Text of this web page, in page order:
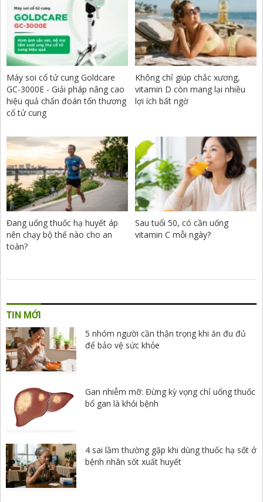
Máy soi cổ tử cung Goldcare
GC-3000E - Giải pháp nâng cao
hiệu quả chẩn đoán tổn thương
cổ tử cung
Không chỉ giúp chắc xương,
vitamin D còn mang lại nhiều
lợi ích bất ngờ
Đang uống thuốc hạ huyết áp
nên chạy bộ thế nào cho an
toàn?
Sau tuổi 50, có cần uống
vitamin C mỗi ngày?
TIN MỚI
5 nhóm người cần thận trọng khi ăn đu đủ
để bảo vệ sức khỏe
Gan nhiễm mỡ: Đừng kỳ vọng chỉ uống thuốc
bổ gan là khỏi bệnh
4 sai lầm thường gặp khi dùng thuốc hạ sốt ở
bệnh nhân sốt xuất huyết